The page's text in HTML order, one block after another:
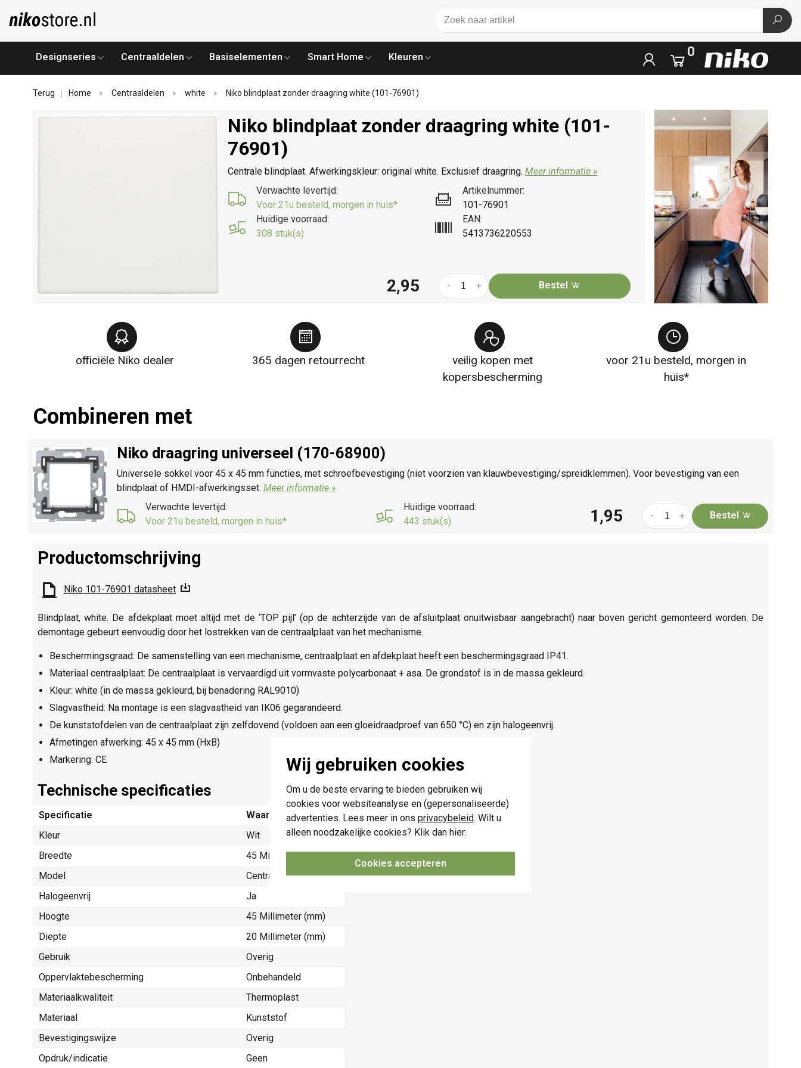
Wij gebruiken cookies
Om u de beste ervaring te bieden gebruiken wij
cookies voor websiteanalyse en (gepersonaliseerde)
advertenties. Lees meer in ons privacybeleid. Wilt u
alleen noodzakelijke cookies? Klik dan hier.
Cookies accepteren
Designseries Centraaldelen Basiselementen Smart Home Kleuren 0
Terug Home Centraaldelen white Niko blindplaat zonder draagring white (101-76901)
Niko blindplaat zonder draagring white (101-
76901)
Centrale blindplaat. Afwerkingskleur: original white. Exclusief draagring.Meer informatie »
Verwachte levertijd:
Voor 21u besteld, morgen in huis*
Huidige voorraad:
308 stuk(s)
Artikelnummer:
101-76901
EAN:
5413736220553
2,95 +
- Bestel
officiële Niko dealer 365 dagen retourrecht
veilig kopen met
kopersbescherming
voor 21u besteld, morgen in
huis*
Combineren met
Niko draagring universeel (170-68900)
Universele sokkel voor 45 x 45 mm functies, met schroefbevestiging (niet voorzien van klauwbevestiging/spreidklemmen). Voor bevestiging van een
blindplaat of HMDI-afwerkingsset. Meer informatie »
Verwachte levertijd:
Voor 21u besteld, morgen in huis*
Huidige voorraad:
443 stuk(s)
1,95 +
- Bestel
Productomschrijving
Niko 101-76901 datasheet
Blindplaat, white. De afdekplaat moet altijd met de ‘TOP pijl’ (op de achterzijde van de afsluitplaat onuitwisbaar aangebracht) naar boven gericht gemonteerd worden. De
demontage gebeurt eenvoudig door het lostrekken van de centraalplaat van het mechanisme.
Beschermingsgraad: De samenstelling van een mechanisme, centraalplaat en afdekplaat heeft een beschermingsgraad IP41.
Materiaal centraalplaat: De centraalplaat is vervaardigd uit vormvaste polycarbonaat + asa. De grondstof is in de massa gekleurd.
Kleur: white (in de massa gekleurd, bij benadering RAL9010)
Slagvastheid: Na montage is een slagvastheid van IK06 gegarandeerd.
De kunststofdelen van de centraalplaat zijn zelfdovend (voldoen aan een gloeidraadproef van 650 °C) en zijn halogeenvrij.
Afmetingen afwerking: 45 x 45 mm (HxB)
Markering: CE
Technische specificaties
Specificatie
Waarde
Kleur
Wit
Breedte
45 Millimeter (mm)
Model
Centraalplaat
Halogeenvrij
Ja
Hoogte
45 Millimeter (mm)
Diepte
20 Millimeter (mm)
Gebruik
Overig
Oppervlaktebescherming
Onbehandeld
Materiaalkwaliteit
Thermoplast
Materiaal
Kunststof
Bevestigingswijze
Overig
Opdruk/indicatie
Geen